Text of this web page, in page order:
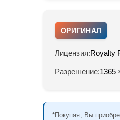
ОРИГИНАЛ
Лицензия:Royalty
Разрешение:1365
*Покупая, Вы